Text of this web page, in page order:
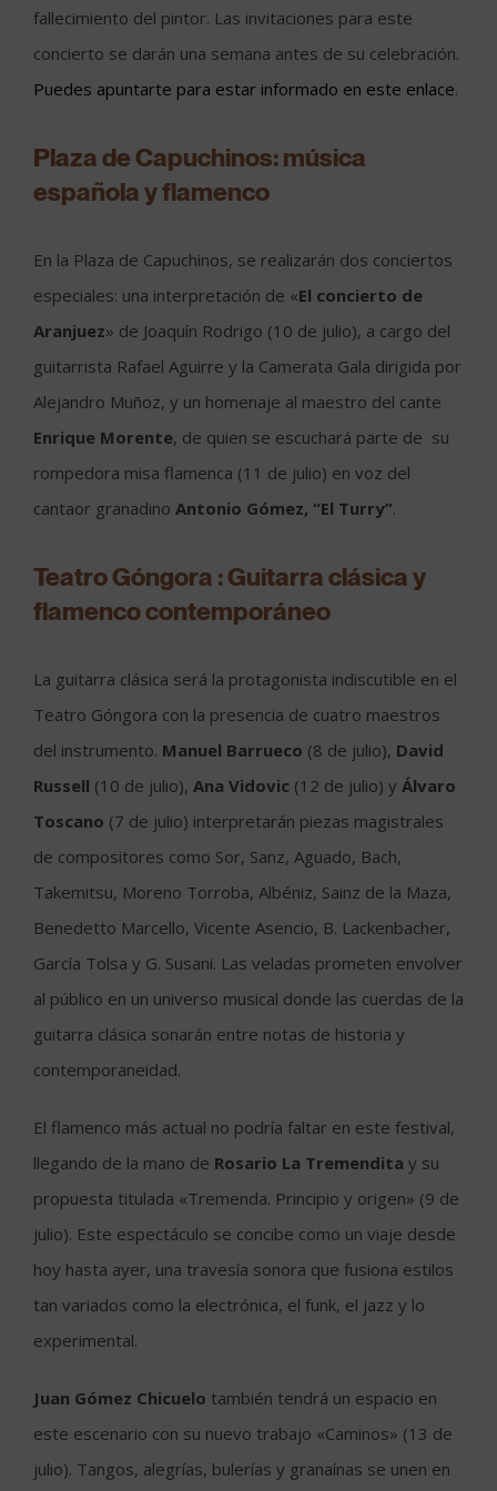
fallecimiento del pintor. Las invitaciones para este
concierto se darán una semana antes de su celebración.
Puedes apuntarte para estar informado en este enlace.
Plaza de Capuchinos: música
española y flamenco
En la Plaza de Capuchinos, se realizarán dos conciertos
especiales: una interpretación de «El concierto de
Aranjuez» de Joaquín Rodrigo (10 de julio), a cargo del
guitarrista Rafael Aguirre y la Camerata Gala dirigida por
Alejandro Muñoz, y un homenaje al maestro del cante
Enrique Morente, de quien se escuchará parte de su
rompedora misa flamenca (11 de julio) en voz del
cantaor granadino Antonio Gómez, “El Turry”.
Teatro Góngora : Guitarra clásica y
flamenco contemporáneo
La guitarra clásica será la protagonista indiscutible en el
Teatro Góngora con la presencia de cuatro maestros
del instrumento. Manuel Barrueco (8 de julio), David
Russell (10 de julio), Ana Vidovic (12 de julio) y Álvaro
Toscano (7 de julio) interpretarán piezas magistrales
de compositores como Sor, Sanz, Aguado, Bach,
Takemitsu, Moreno Torroba, Albéniz, Sainz de la Maza,
Benedetto Marcello, Vicente Asencio, B. Lackenbacher,
García Tolsa y G. Susani. Las veladas prometen envolver
al público en un universo musical donde las cuerdas de la
guitarra clásica sonarán entre notas de historia y
contemporaneidad.
El flamenco más actual no podría faltar en este festival,
llegando de la mano de Rosario La Tremendita y su
propuesta titulada «Tremenda. Principio y origen» (9 de
julio). Este espectáculo se concibe como un viaje desde
hoy hasta ayer, una travesía sonora que fusiona estilos
tan variados como la electrónica, el funk, el jazz y lo
experimental.
Juan Gómez Chicuelo también tendrá un espacio en
este escenario con su nuevo trabajo «Caminos» (13 de
julio). Tangos, alegrías, bulerías y granaínas se unen en